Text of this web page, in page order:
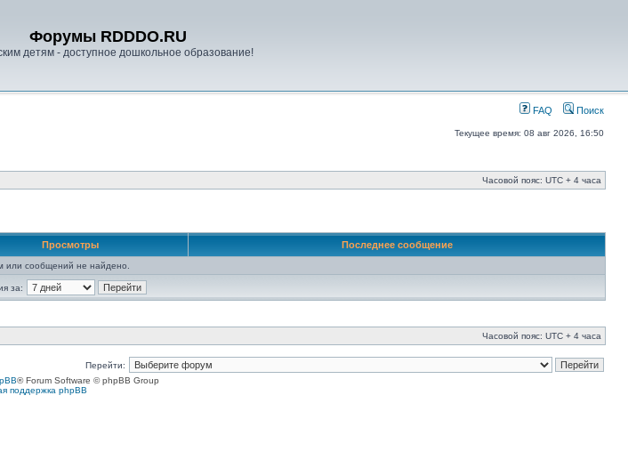
Форумы RDDDO.RU
детям - доступное дошкольное образование!
FAQ Поиск
Текущее время: 08 авг 2026, 16:50
Часовой пояс: UTC + 4 часа
Просмотры Последнее сообщение
или сообщений не найдено.
за:
Часовой пояс: UTC + 4 часа
Перейти:
® Forum Software © phpBB Group
поддержка phpBB